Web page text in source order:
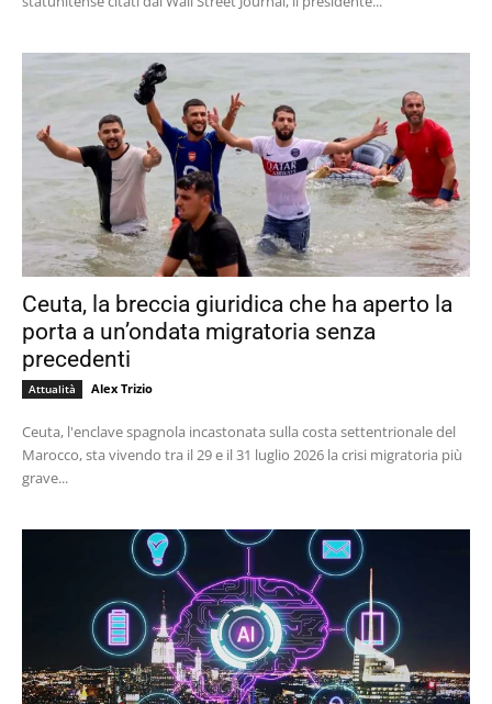
Ceuta, la breccia giuridica che ha aperto la
porta a un’ondata migratoria senza
precedenti
Attualità Alex Trizio
Ceuta, l'enclave spagnola incastonata sulla costa settentrionale del
Marocco, sta vivendo tra il 29 e il 31 luglio 2026 la crisi migratoria più
grave...